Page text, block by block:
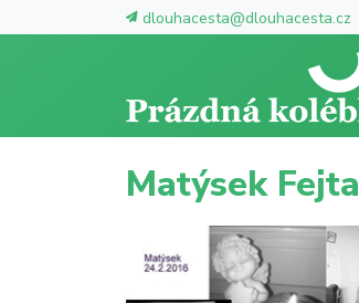
dlouhacesta@dlouhacesta.cz
Matýsek Fejta